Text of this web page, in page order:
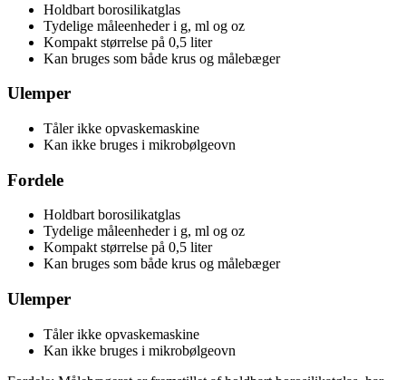
Holdbart borosilikatglas
Tydelige måleenheder i g, ml og oz
Kompakt størrelse på 0,5 liter
Kan bruges som både krus og målebæger
Ulemper
Tåler ikke opvaskemaskine
Kan ikke bruges i mikrobølgeovn
Fordele
Holdbart borosilikatglas
Tydelige måleenheder i g, ml og oz
Kompakt størrelse på 0,5 liter
Kan bruges som både krus og målebæger
Ulemper
Tåler ikke opvaskemaskine
Kan ikke bruges i mikrobølgeovn